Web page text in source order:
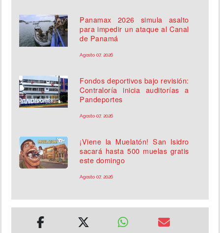
Panamax 2026 simula asalto
para impedir un ataque al Canal
de Panamá
Agosto 07, 2026
Fondos deportivos bajo revisión:
Contraloría inicia auditorías a
Pandeportes
Agosto 07, 2026
¡Viene la Muelatón! San Isidro
sacará hasta 500 muelas gratis
este domingo
Agosto 07, 2026